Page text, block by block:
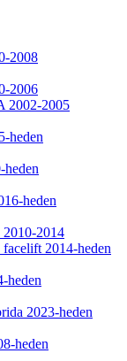
2008
2006
2002-2005
heden
heden
2014
2014-heden
heden
2023-heden
heden